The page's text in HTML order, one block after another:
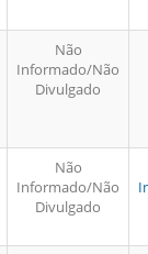
Não
Informado/Não
Divulgado
Não
Informado/Não
Divulgado